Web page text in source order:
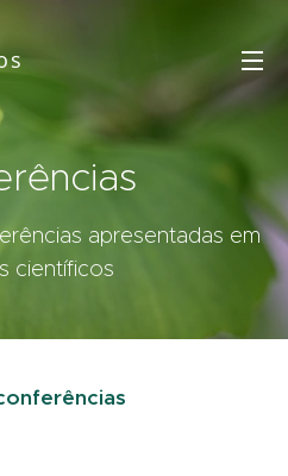
apresentadas em
científicos